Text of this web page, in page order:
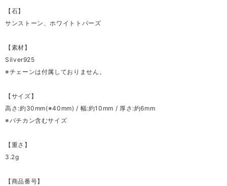
【石】
サンストーン、ホワイトトパーズ
【素材】
Silver925
※チェーンは付属しておりません。
【サイズ】
高さ:約30mm(※40mm) / 幅:約10mm / 厚さ:約6mm
※バチカン含むサイズ
【重さ】
3.2g
【商品番号】